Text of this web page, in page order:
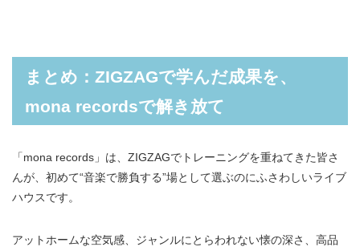
まとめ：ZIGZAGで学んだ成果を、
mona recordsで解き放て
「mona records」は、ZIGZAGでトレーニングを重ねてきた皆さ
んが、初めて“音楽で勝負する”場として選ぶのにふさわしいライブ
ハウスです。
アットホームな空気感、ジャンルにとらわれない懐の深さ、高品